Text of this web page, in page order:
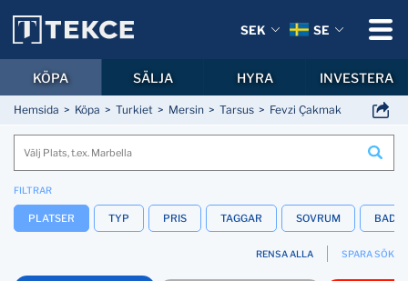
Hemsida Köpa Turkiet Mersin Tarsus Fevzi Çakmak
FILTRAR
PLATSER TYP PRIS TAGGAR SOVRUM
RENSA ALLA SPARA SÖK
SEK SE
KÖPA SÄLJA HYRA INVESTERA